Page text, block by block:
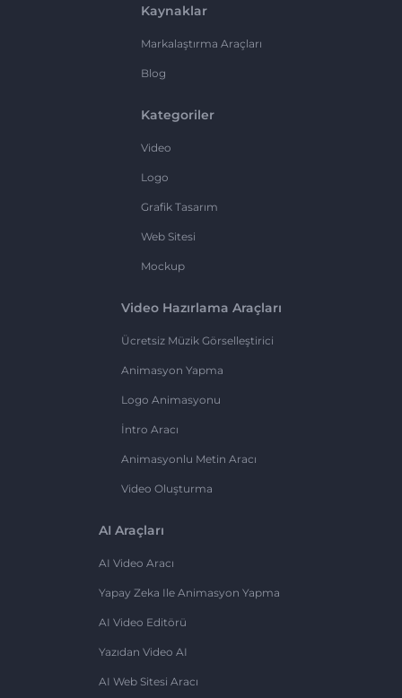
Kaynaklar
Markalaştırma Araçları
Blog
Kategoriler
Video
Logo
Grafik Tasarım
Web Sitesi
Mockup
Video Hazırlama Araçları
Ücretsiz Müzik Görselleştirici
Animasyon Yapma
Logo Animasyonu
İntro Aracı
Animasyonlu Metin Aracı
Video Oluşturma
AI Araçları
AI Video Aracı
Yapay Zeka Ile Animasyon Yapma
AI Video Editörü
Yazıdan Video AI
AI Web Sitesi Aracı